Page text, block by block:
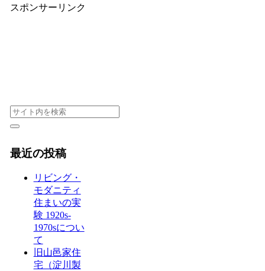
スポンサーリンク
最近の投稿
リビング・
モダニティ
住まいの実
験 1920s-
1970sについ
て
旧山邑家住
宅（淀川製